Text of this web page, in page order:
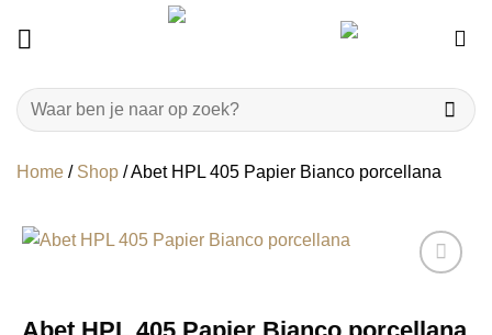
Zoeken
naar:
Home / Shop /Abet HPL 405 Papier Bianco porcellana